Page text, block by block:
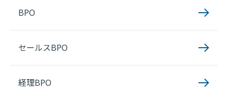
BPO
セールスBPO
経理BPO